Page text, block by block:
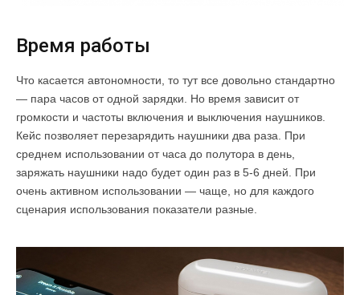
Время работы
Что касается автономности, то тут все довольно стандартно
— пара часов от одной зарядки. Но время зависит от
громкости и частоты включения и выключения наушников.
Кейс позволяет перезарядить наушники два раза. При
среднем использовании от часа до полутора в день,
заряжать наушники надо будет один раз в 5-6 дней. При
очень активном использовании — чаще, но для каждого
сценария использования показатели разные.